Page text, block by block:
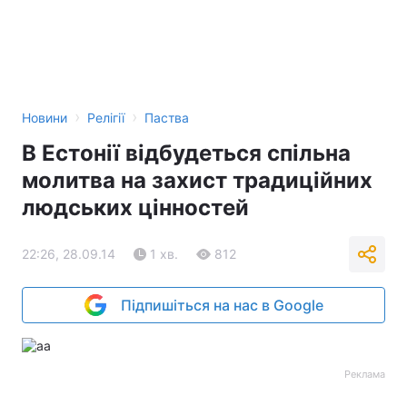
Новини › Релігії › Паства
В Естонії відбудеться спільна
молитва на захист традиційних
людських цінностей
22:26, 28.09.14 1 хв. 812
Підпишіться на нас в Google
Реклама